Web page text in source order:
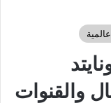
والقنوات